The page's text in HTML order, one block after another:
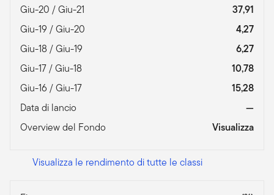
Giu-20 / Giu-21
37,91
Giu-19 / Giu-20
4,27
Giu-18 / Giu-19
6,27
Giu-17 / Giu-18
10,78
Giu-16 / Giu-17
15,28
Data di lancio
—
Overview del Fondo
Visualizza
Visualizza le rendimento di tutte le classi